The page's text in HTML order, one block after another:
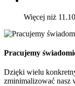
Więcej niż
Pracujemy
Dzięki wielu
zminimalizować nasz